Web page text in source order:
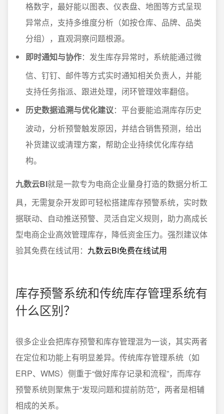
格数字，最好能以图表、仪表盘、地图等方式呈现
异常点，支持多维度分析（如按仓库、品牌、品类
分组），直观洞察问题根源。
即时通知与协作：发生库存异常时，系统能通过微
信、钉钉、邮件等方式实时通知相关负责人，并能
支持任务指派、跟进处理，闭环管理效率翻倍。
历史数据追溯与优化建议：平台要能追溯库存历史
波动，分析预警触发原因，并结合销售预测，给出
补货建议或清理方案，帮助企业持续优化库存结
构。
九数云BI就是一款专为电商企业量身打造的数据分析工
具，无需复杂开发即可轻松搭建库存预警系统，实时数
据联动、自动推送预警、灵活自定义规则，助力高成长
型电商企业高效管理库存，降低资金压力。强烈建议体
验其免费在线试用： 九数云BI免费在线试用
库存预警系统和传统库存管理系统有
什么区别？
很多企业会把库存预警和库存管理混为一谈，其实两者
在定位和功能上有明显差异。传统库存管理系统（如
ERP、WMS）侧重于“做好库存记录和流程”，而库存
预警系统则聚焦于“发现问题和提前防范”，两者是相辅
相成的关系。